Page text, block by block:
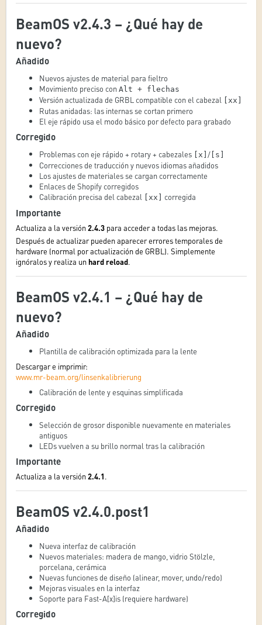
BeamOS v2.4.3 – ¿Qué hay de
nuevo?
Añadido
Nuevos ajustes de material para fieltro
Movimiento preciso con Alt + flechas
Versión actualizada de GRBL compatible con el cabezal [xx]
Rutas anidadas: las internas se cortan primero
El eje rápido usa el modo básico por defecto para grabado
Corregido
Problemas con eje rápido + rotary + cabezales [x] / [s]
Correcciones de traducción y nuevos idiomas añadidos
Los ajustes de materiales se cargan correctamente
Enlaces de Shopify corregidos
Calibración precisa del cabezal [xx] corregida
Importante
Actualiza a la versión2.4.3 para acceder a todas las mejoras.
Después de actualizar pueden aparecer errores temporales de
hardware (normal por actualización de GRBL). Simplemente
ignóralos y realiza un hard reload.
BeamOS v2.4.1 – ¿Qué hay de
nuevo?
Añadido
Plantilla de calibración optimizada para la lente
Descargar e imprimir:
www.mr-beam.org/linsenkalibrierung
Calibración de lente y esquinas simplificada
Corregido
Selección de grosor disponible nuevamente en materiales
antiguos
LEDs vuelven a su brillo normal tras la calibración
Importante
Actualiza a la versión2.4.1.
BeamOS v2.4.0.post1
Añadido
Nueva interfaz de calibración
Nuevos materiales: madera de mango, vidrio Stölzle,
porcelana, cerámica
Nuevas funciones de diseño (alinear, mover, undo/redo)
Mejoras visuales en la interfaz
Soporte para Fast-A[x]is (requiere hardware)
Corregido